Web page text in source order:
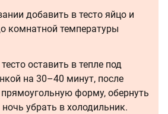
добавить в тесто яйцо и
комнатной температуры
оставить в тепле под
на 30–40 минут, после
форму, обернуть
убрать в холодильник.